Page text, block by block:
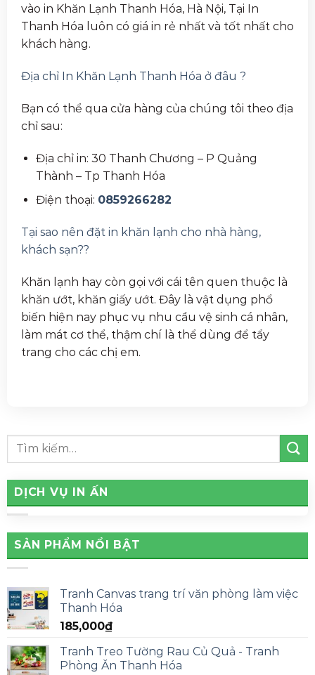
vào in Khăn Lạnh Thanh Hóa, Hà Nội, Tại In
Thanh Hóa luôn có giá in rẻ nhất và tốt nhất cho
khách hàng.
Địa chỉ In Khăn Lạnh Thanh Hóa ở đâu ?
Bạn có thể qua cửa hàng của chúng tôi theo địa
chỉ sau:
Địa chỉ in: 30 Thanh Chương – P Quảng
Thành – Tp Thanh Hóa
Điện thoại: 0859266282
Tại sao nên đặt in khăn lạnh cho nhà hàng,
khách sạn??
Khăn lạnh hay còn gọi với cái tên quen thuộc là
khăn ướt, khăn giấy ướt. Đây là vật dụng phổ
biến hiện nay phục vụ nhu cầu vệ sinh cá nhân,
làm mát cơ thể, thậm chí là thể dùng để tẩy
trang cho các chị em.
DỊCH VỤ IN ẤN
SẢN PHẨM NỔI BẬT
Tranh Canvas trang trí văn phòng làm việc
Thanh Hóa
185,000₫
Tranh Treo Tường Rau Củ Quả - Tranh
Phòng Ăn Thanh Hóa